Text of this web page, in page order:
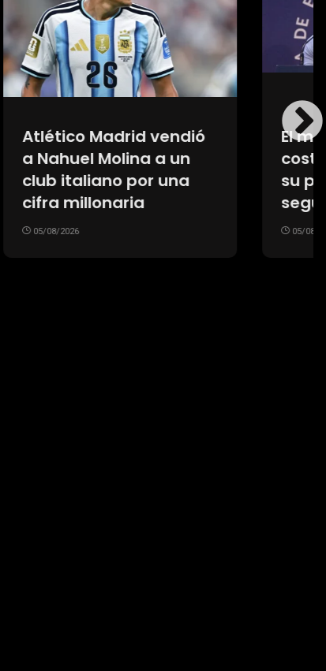
El modelo Bukele y el
costo institucional de
su política de
seguridad